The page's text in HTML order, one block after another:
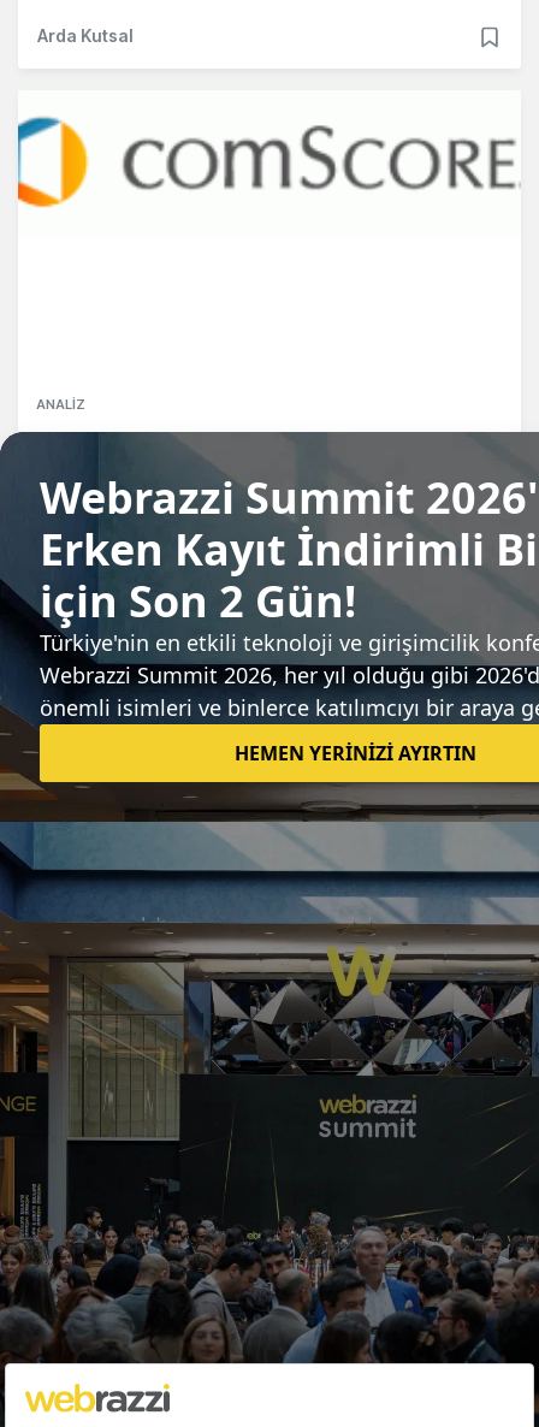
Arda Kutsal
ANALIZ
comScore'a Göre Türkiye'nin Kasım
Ayındaki En Popüler Siteleri
Sıradaki haber
Android uygulama dağıtımında Amazon
App Store sürprizi